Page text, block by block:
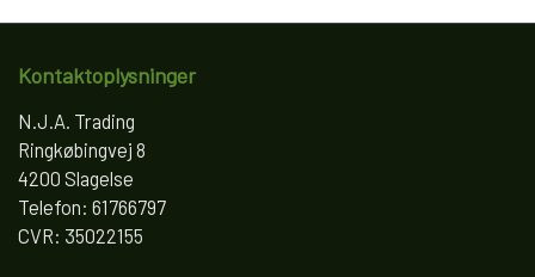
Kontaktoplysninger
N.J.A. Trading
Ringkøbingvej 8
4200 Slagelse
Telefon: 61766797
CVR: 35022155